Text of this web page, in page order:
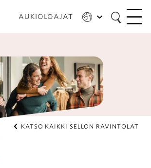
AUKIOLOAJAT
KATSO KAIKKI SELLON RAVINTOLAT